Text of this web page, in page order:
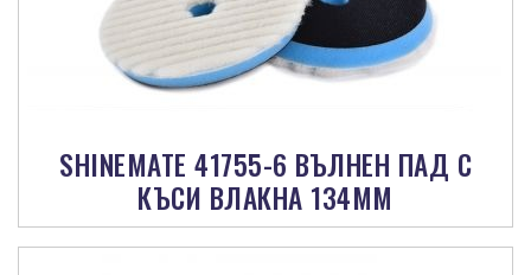
SHINEMATE 41755-6 ВЪЛНЕН ПАД С
КЪСИ ВЛАКНА 134ММ